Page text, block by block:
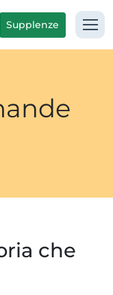
Supplenze
che